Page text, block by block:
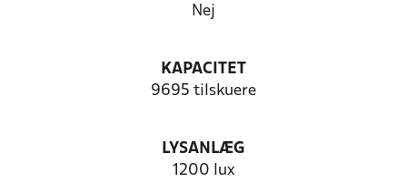
Nej
KAPACITET
9695 tilskuere
LYSANLÆG
1200 lux